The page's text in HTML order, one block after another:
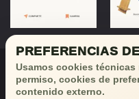
PREFERENCIAS
Usamos cookies
permiso, cookies de
contenido externo.